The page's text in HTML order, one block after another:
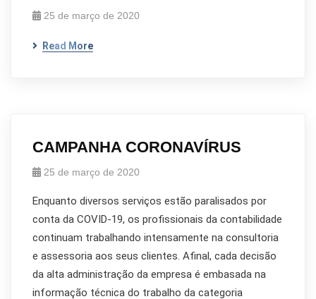
25 de março de 2020
Read More
CAMPANHA CORONAVÍRUS
25 de março de 2020
Enquanto diversos serviços estão paralisados por
conta da COVID-19, os profissionais da contabilidade
continuam trabalhando intensamente na consultoria
e assessoria aos seus clientes. Afinal, cada decisão
da alta administração da empresa é embasada na
informação técnica do trabalho da categoria